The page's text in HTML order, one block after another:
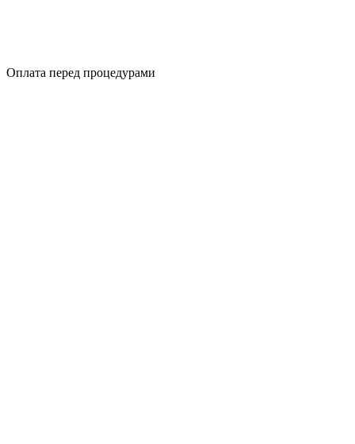
Оплата перед процедурами